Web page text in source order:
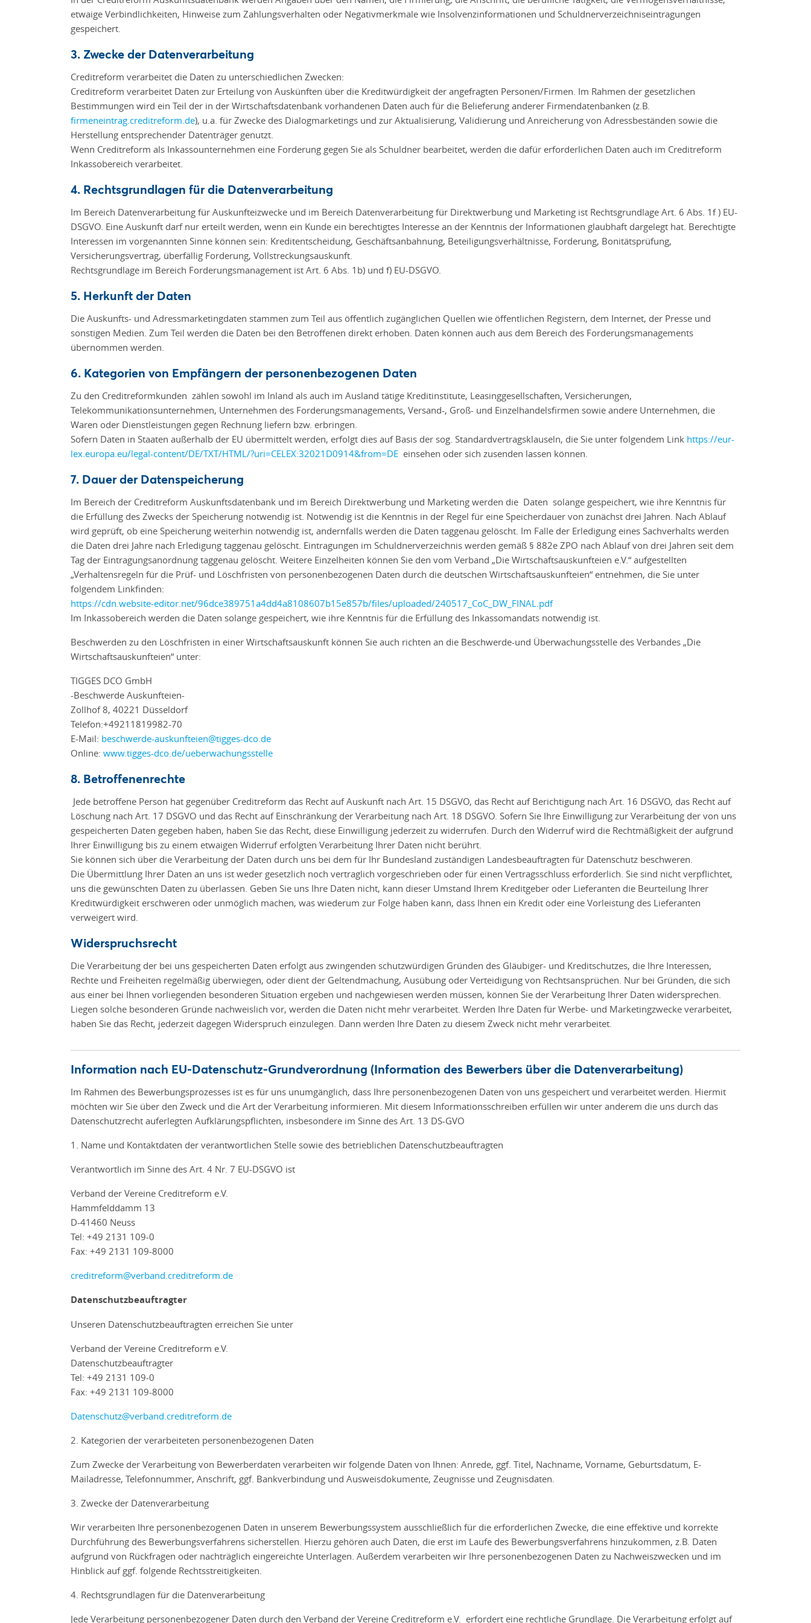
etwaige Verbindlichkeiten, Hinweise zum Zahlungsverhalten oder Negativmerkmale wie Insolvenzinformationen und Schuldnerverzeichniseintragungen
gespeichert.
3. Zwecke der Datenverarbeitung
Creditreform verarbeitet die Daten zu unterschiedlichen Zwecken:
Creditreform verarbeitet Daten zur Erteilung von Auskünften über die Kreditwürdigkeit der angefragten Personen/Firmen. Im Rahmen der gesetzlichen
Bestimmungen wird ein Teil der in der Wirtschaftsdatenbank vorhandenen Daten auch für die Belieferung anderer Firmendatenbanken (z.B.
firmeneintrag.creditreform.de), u.a. für Zwecke des Dialogmarketings und zur Aktualisierung, Validierung und Anreicherung von Adressbeständen sowie die
Herstellung entsprechender Datenträger genutzt.
Wenn Creditreform als Inkassounternehmen eine Forderung gegen Sie als Schuldner bearbeitet, werden die dafür erforderlichen Daten auch im Creditreform
Inkassobereich verarbeitet.
4. Rechtsgrundlagen für die Datenverarbeitung
Im Bereich Datenverarbeitung für Auskunfteizwecke und im Bereich Datenverarbeitung für Direktwerbung und Marketing ist Rechtsgrundlage Art. 6 Abs. 1f ) EU-
DSGVO. Eine Auskunft darf nur erteilt werden, wenn ein Kunde ein berechtigtes Interesse an der Kenntnis der Informationen glaubhaft dargelegt hat. Berechtigte
Interessen im vorgenannten Sinne können sein: Kreditentscheidung, Geschäftsanbahnung, Beteiligungsverhältnisse, Forderung, Bonitätsprüfung,
Versicherungsvertrag, überfällig Forderung, Vollstreckungsauskunft.
Rechtsgrundlage im Bereich Forderungsmanagement ist Art. 6 Abs. 1b) und f) EU-DSGVO.
5. Herkunft der Daten
Die Auskunfts- und Adressmarketingdaten stammen zum Teil aus öffentlich zugänglichen Quellen wie öffentlichen Registern, dem Internet, der Presse und
sonstigen Medien. Zum Teil werden die Daten bei den Betroffenen direkt erhoben. Daten können auch aus dem Bereich des Forderungsmanagements
übernommen werden.
6. Kategorien von Empfängern der personenbezogenen Daten
Zu den Creditreformkunden zählen sowohl im Inland als auch im Ausland tätige Kreditinstitute, Leasinggesellschaften, Versicherungen,
Telekommunikationsunternehmen, Unternehmen des Forderungsmanagements, Versand-, Groß- und Einzelhandelsfirmen sowie andere Unternehmen, die
Waren oder Dienstleistungen gegen Rechnung liefern bzw. erbringen.
Sofern Daten in Staaten außerhalb der EU übermittelt werden, erfolgt dies auf Basis der sog. Standardvertragsklauseln, die Sie unter folgendem Link https://eur-
lex.europa.eu/legal-content/DE/TXT/HTML/?uri=CELEX:32021D0914&from=DE einsehen oder sich zusenden lassen können.
7. Dauer der Datenspeicherung
Im Bereich der Creditreform Auskunftsdatenbank und im Bereich Direktwerbung und Marketing werden die Daten solange gespeichert, wie ihre Kenntnis für
die Erfüllung des Zwecks der Speicherung notwendig ist. Notwendig ist die Kenntnis in der Regel für eine Speicherdauer von zunächst drei Jahren. Nach Ablauf
wird geprüft, ob eine Speicherung weiterhin notwendig ist, andernfalls werden die Daten taggenau gelöscht. Im Falle der Erledigung eines Sachverhalts werden
die Daten drei Jahre nach Erledigung taggenau gelöscht. Eintragungen im Schuldnerverzeichnis werden gemäß § 882e ZPO nach Ablauf von drei Jahren seit dem
Tag der Eintragungsanordnung taggenau gelöscht. Weitere Einzelheiten können Sie den vom Verband „Die Wirtschaftsauskunfteien e.V.“ aufgestellten
„Verhaltensregeln für die Prüf- und Löschfristen von personenbezogenen Daten durch die deutschen Wirtschaftsauskunfteien“ entnehmen, die Sie unter
folgendem Linkfinden:
https://cdn.website-editor.net/96dce389751a4dd4a8108607b15e857b/files/uploaded/240517_CoC_DW_FINAL.pdf
Im Inkassobereich werden die Daten solange gespeichert, wie ihre Kenntnis für die Erfüllung des Inkassomandats notwendig ist.
Beschwerden zu den Löschfristen in einer Wirtschaftsauskunft können Sie auch richten an die Beschwerde-und Überwachungsstelle des Verbandes „Die
Wirtschaftsauskunfteien“ unter:
TIGGES DCO GmbH
-Beschwerde Auskunfteien-
Zollhof 8, 40221 Düsseldorf
Telefon:+49211819982-70
E-Mail: beschwerde-auskunfteien@tigges-dco.de
Online: www.tigges-dco.de/ueberwachungsstelle
8. Betroffenenrechte
Jede betroffene Person hat gegenüber Creditreform das Recht auf Auskunft nach Art. 15 DSGVO, das Recht auf Berichtigung nach Art. 16 DSGVO, das Recht auf
Löschung nach Art. 17 DSGVO und das Recht auf Einschränkung der Verarbeitung nach Art. 18 DSGVO. Sofern Sie Ihre Einwilligung zur Verarbeitung der von uns
gespeicherten Daten gegeben haben, haben Sie das Recht, diese Einwilligung jederzeit zu widerrufen. Durch den Widerruf wird die Rechtmäßigkeit der aufgrund
Ihrer Einwilligung bis zu einem etwaigen Widerruf erfolgten Verarbeitung Ihrer Daten nicht berührt.
Sie können sich über die Verarbeitung der Daten durch uns bei dem für Ihr Bundesland zuständigen Landesbeauftragten für Datenschutz beschweren.
Die Übermittlung Ihrer Daten an uns ist weder gesetzlich noch vertraglich vorgeschrieben oder für einen Vertragsschluss erforderlich. Sie sind nicht verpflichtet,
uns die gewünschten Daten zu überlassen. Geben Sie uns Ihre Daten nicht, kann dieser Umstand Ihrem Kreditgeber oder Lieferanten die Beurteilung Ihrer
Kreditwürdigkeit erschweren oder unmöglich machen, was wiederum zur Folge haben kann, dass Ihnen ein Kredit oder eine Vorleistung des Lieferanten
verweigert wird.
Widerspruchsrecht
Die Verarbeitung der bei uns gespeicherten Daten erfolgt aus zwingenden schutzwürdigen Gründen des Gläubiger- und Kreditschutzes, die Ihre Interessen,
Rechte und Freiheiten regelmäßig überwiegen, oder dient der Geltendmachung, Ausübung oder Verteidigung von Rechtsansprüchen. Nur bei Gründen, die sich
aus einer bei Ihnen vorliegenden besonderen Situation ergeben und nachgewiesen werden müssen, können Sie der Verarbeitung Ihrer Daten widersprechen.
Liegen solche besonderen Gründe nachweislich vor, werden die Daten nicht mehr verarbeitet. Werden Ihre Daten für Werbe- und Marketingzwecke verarbeitet,
haben Sie das Recht, jederzeit dagegen Widerspruch einzulegen. Dann werden Ihre Daten zu diesem Zweck nicht mehr verarbeitet.
Information nach EU-Datenschutz-Grundverordnung (Information des Bewerbers über die Datenverarbeitung)
Im Rahmen des Bewerbungsprozesses ist es für uns unumgänglich, dass Ihre personenbezogenen Daten von uns gespeichert und verarbeitet werden. Hiermit
möchten wir Sie über den Zweck und die Art der Verarbeitung informieren. Mit diesem Informationsschreiben erfüllen wir unter anderem die uns durch das
Datenschutzrecht auferlegten Aufklärungspflichten, insbesondere im Sinne des Art. 13 DS-GVO
1. Name und Kontaktdaten der verantwortlichen Stelle sowie des betrieblichen Datenschutzbeauftragten
Verantwortlich im Sinne des Art. 4 Nr. 7 EU-DSGVO ist
Verband der Vereine Creditreform e.V.
Hammfelddamm 13
D-41460 Neuss
Tel: +49 2131 109-0
Fax: +49 2131 109-8000
creditreform@verband.creditreform.de
Datenschutzbeauftragter
Unseren Datenschutzbeauftragten erreichen Sie unter
Verband der Vereine Creditreform e.V.
Datenschutzbeauftragter
Tel: +49 2131 109-0
Fax: +49 2131 109-8000
Datenschutz@verband.creditreform.de
2. Kategorien der verarbeiteten personenbezogenen Daten
Zum Zwecke der Verarbeitung von Bewerberdaten verarbeiten wir folgende Daten von Ihnen: Anrede, ggf. Titel, Nachname, Vorname, Geburtsdatum, E-
Mailadresse, Telefonnummer, Anschrift, ggf. Bankverbindung und Ausweisdokumente, Zeugnisse und Zeugnisdaten.
3. Zwecke der Datenverarbeitung
Wir verarbeiten Ihre personenbezogenen Daten in unserem Bewerbungssystem ausschließlich für die erforderlichen Zwecke, die eine effektive und korrekte
Durchführung des Bewerbungsverfahrens sicherstellen. Hierzu gehören auch Daten, die erst im Laufe des Bewerbungsverfahrens hinzukommen, z.B. Daten
aufgrund von Rückfragen oder nachträglich eingereichte Unterlagen. Außerdem verarbeiten wir Ihre personenbezogenen Daten zu Nachweiszwecken und im
Hinblick auf ggf. folgende Rechtsstreitigkeiten.
4. Rechtsgrundlagen für die Datenverarbeitung
Jede Verarbeitung personenbezogener Daten durch den Verband der Vereine Creditreform e.V. erfordert eine rechtliche Grundlage. Die Verarbeitung erfolgt auf